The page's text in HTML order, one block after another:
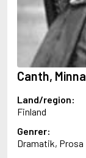
Aciman, André
Ackebo, Lena
Acker, Kathy
Ackroyd, Peter
Adam de la Halle
Adamov, Arthur
Adams, Douglas
Adams, Jane
Adams, Richard
Adbåge, Emma
Adbåge, Lisen
Canth, Minna
Land/region:
Finland
Genrer:
Dramatik, Prosa